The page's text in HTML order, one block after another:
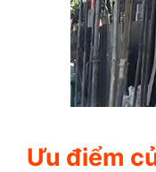
Ưu điểm